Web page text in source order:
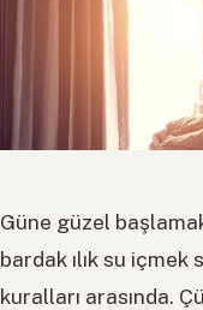
Güne güzel
bardak ılık su
kuralları arasında.